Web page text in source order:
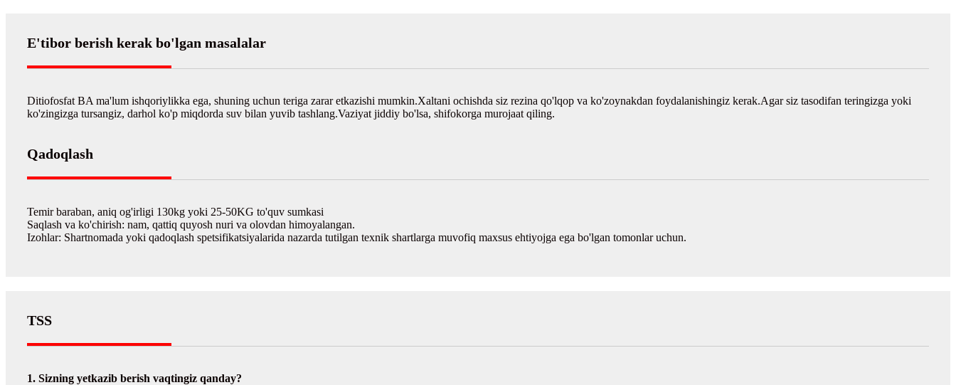
E'tibor berish kerak bo'lgan masalalar
Ditiofosfat BA ma'lum ishqoriylikka ega, shuning uchun teriga zarar etkazishi mumkin.Xaltani ochishda siz rezina qo'lqop va ko'zoynakdan foydalanishingiz kerak.Agar siz tasodifan teringizga yoki
ko'zingizga tursangiz, darhol ko'p miqdorda suv bilan yuvib tashlang.Vaziyat jiddiy bo'lsa, shifokorga murojaat qiling.
Qadoqlash
Temir baraban, aniq og'irligi 130kg yoki 25-50KG to'quv sumkasi
Saqlash va ko'chirish: nam, qattiq quyosh nuri va olovdan himoyalangan.
Izohlar: Shartnomada yoki qadoqlash spetsifikatsiyalarida nazarda tutilgan texnik shartlarga muvofiq maxsus ehtiyojga ega bo'lgan tomonlar uchun.
TSS
1. Sizning yetkazib berish vaqtingiz qanday?